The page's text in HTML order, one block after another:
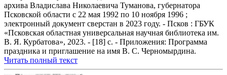
архива Владислава Николаевича Туманова, губернатора
Псковской области с 22 мая 1992 по 10 ноября 1996 ;
электронный документ сверстан в 2023 году. - Псков : ГБУК
«Псковская областная универсальная научная библиотека им.
В. Я. Курбатова», 2023. - [18] с. - Приложения: Программа
праздника и приглашение на имя В. С. Черномырдина.
Читать полный текст